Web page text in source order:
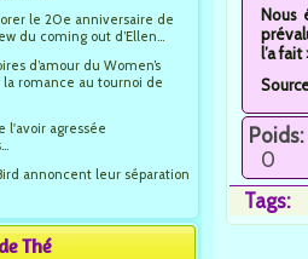
le 20e anniversaire de
du coming out d’Ellen...
d’amour du Women’s
romance au tournoi de
l'avoir agressée
annoncent leur séparation
Thé
Nous
l’a
Poids:
0
Tags: